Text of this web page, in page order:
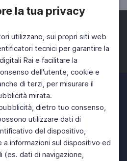
la tua privacy
utilizzano, sui propri siti web
tecnici per garantire la
Rai e facilitare la
dell'utente, cookie e
di terzi, per misurare il
mirata.
dietro tuo consenso,
utilizzare dati di
del dispositivo,
a informazioni sul dispositivo ed
(es. dati di navigazione,
Twitter Instagram